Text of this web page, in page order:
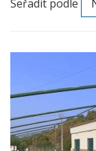
Seřadit podle